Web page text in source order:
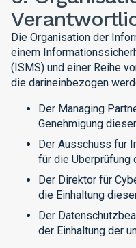
Die Organisation der
einem
(ISMS) und einer Reihe
die darineinbezogen
Der Managing
Genehmigung
Der Ausschuss für
für die Überprüfung
Der Direktor für
die Einhaltung
Der
der Einhaltung der